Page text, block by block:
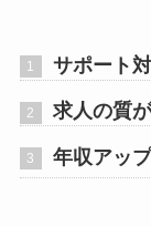
サポート
求人の質
年収アッ